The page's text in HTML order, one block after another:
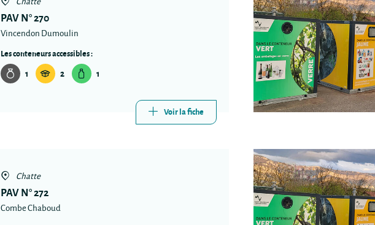
PAV N° 270
Vincendon Dumoulin
Les conteneurs accessibles :
1 2 1
Voir la fiche
Chatte
PAV N° 272
Combe Chaboud